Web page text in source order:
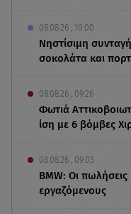
08.08.26 , 10:00
Νηστίσιμη
σοκολάτα και
08.08.26 , 09:26
Φωτιά
ίση με 6 βόμβες
08.08.26 , 09:05
BMW: Οι
εργαζόμενους